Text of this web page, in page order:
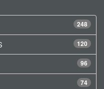
248
120
96
74